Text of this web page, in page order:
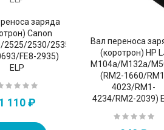
заряда
Canon
2525/2530/2535/2545
FE8-2935)
ELP
1 110 ₽
Вал переноса
(коротрон) HP
M104a/M132a/
(RM2-1660/
4023/RM1-
4234/RM2-2039)